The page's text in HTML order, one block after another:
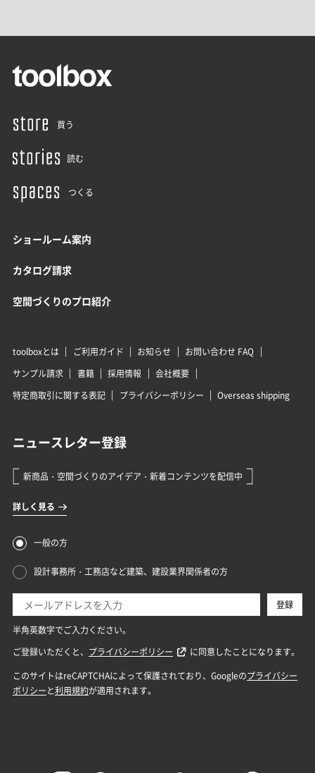
買う
読む
つくる
ショールーム案内
カタログ請求
空間づくりのプロ紹介
toolboxとは ご利用ガイド お知らせ
お問い合わせ FAQ
サンプル請求
書籍 採用情報
会社概要
特定商取引に関する表記
プライバシーポリシー Overseas shipping